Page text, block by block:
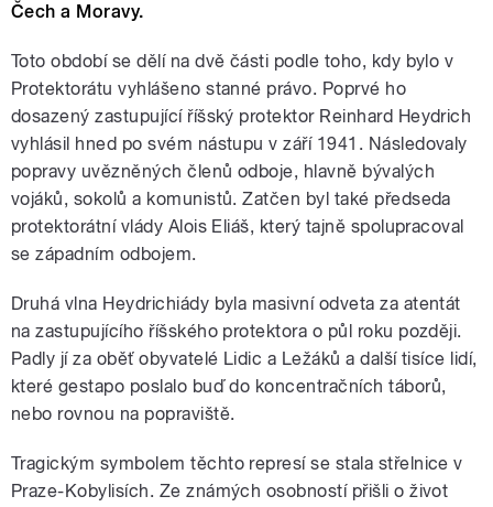
Čech a Moravy.
Toto období se dělí na dvě části podle toho, kdy bylo v
Protektorátu vyhlášeno stanné právo. Poprvé ho
dosazený zastupující říšský protektor Reinhard Heydrich
vyhlásil hned po svém nástupu v září 1941. Následovaly
popravy uvězněných členů odboje, hlavně bývalých
vojáků, sokolů a komunistů. Zatčen byl také předseda
protektorátní vlády Alois Eliáš, který tajně spolupracoval
se západním odbojem.
Druhá vlna Heydrichiády byla masivní odveta za atentát
na zastupujícího říšského protektora o půl roku později.
Padly jí za oběť obyvatelé Lidic a Ležáků a další tisíce lidí,
které gestapo poslalo buď do koncentračních táborů,
nebo rovnou na popraviště.
Tragickým symbolem těchto represí se stala střelnice v
Praze-Kobylisích. Ze známých osobností přišli o život